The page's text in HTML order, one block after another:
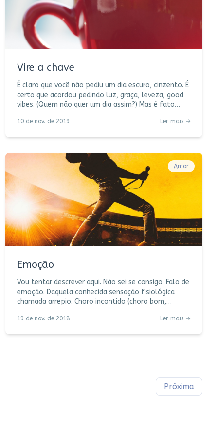
Vire a chave
É claro que você não pediu um dia escuro, cinzento. É
certo que acordou pedindo luz, graça, leveza, good
vibes. (Quem não quer um dia assim?) Mas é fato
hora o tempo fecha. Dentro de você o sol vai
descobrir.) Você sabe exatamente qual foi o
momento, a fala, a pessoa, o gesto. Seu coração
sente, denuncia o que os olhos tentam inutilmente
esconder. Estou fal
10 de nov. de 2019 Ler mais →
Amor
Emoção
Vou tentar descrever aqui. Não sei se consigo. Falo de
emoção. Daquela conhecida sensação fisiológica
chamada arrepio. Choro incontido (choro bom,
graça. Falo (quase canto) de uma batida que
19 de nov. de 2018 Ler mais →
Próxima